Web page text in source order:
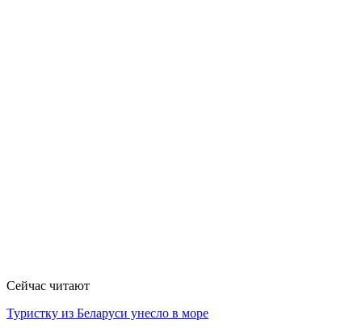
Сейчас читают
Туристку из Беларуси унесло в море